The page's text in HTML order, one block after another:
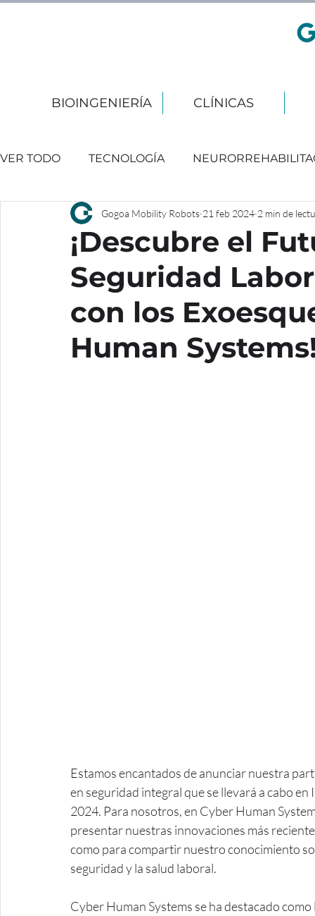
BIOINGENIERÍA CLÍNICAS
VER TODO TECNOLOGÍA
EVENTOS
¡Descubre el
Seguridad
con los
Human
Gogoa Mobility Robots 21 feb 2024 2 min de
Estamos encantados de anunciar nuestra
en seguridad integral que se llevará a cabo
2024. Para nosotros, en Cyber Human
presentar nuestras innovaciones más
como para compartir nuestro conocimiento
seguridad y la salud laboral.
Cyber Human Systems se ha destacado